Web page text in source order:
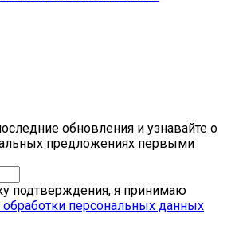
обновления и узнавайте о
предложениях первыми
подтверждения, я принимаю
обработки персональных данных